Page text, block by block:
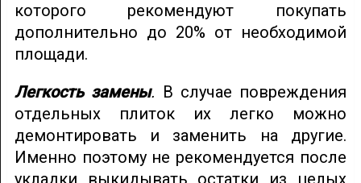
которого рекомендуют покупать
дополнительно до 20% от необходимой
площади.
Легкостьзамены. В случае повреждения
отдельных плиток их легко можно
демонтировать и заменить на другие.
Именно поэтому не рекомендуется после